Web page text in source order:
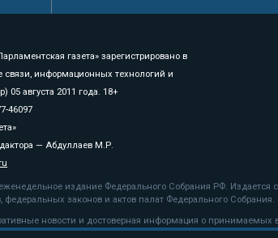
газета» зарегистрировано в
связи, информационных технологий и
августа 2011 года. 18+
46097
— Абдуллаев М.Р.
издание Федерального Собрания РФ.
законов и актов палат Федерального
новости и достоверная информация о принимаемых
на pnp.ru обязательна.